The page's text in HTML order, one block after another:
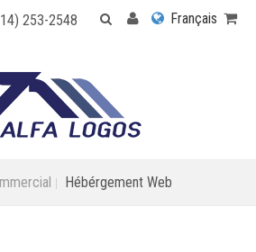
253-2548 Français
Hébérgement Web